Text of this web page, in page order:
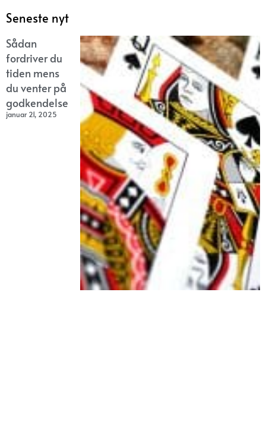
Seneste nyt
Sådan
fordriver du
tiden mens
du venter på
godkendelse
januar 21, 2025